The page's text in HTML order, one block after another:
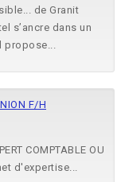
de Granit
s’ancre dans un
propose...
F/H
COMPTABLE OU
d'expertise...